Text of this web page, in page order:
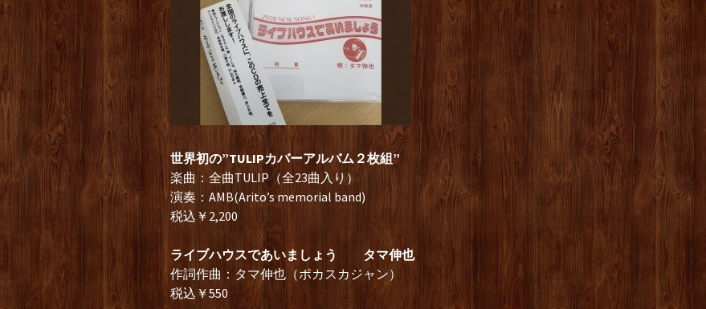
世界初の”TULIPカバーアルバム２枚組”
楽曲：全曲TULIP（全23曲入り）
演奏：AMB(Arito’s memorial band)
税込￥2,200
ライブハウスであいましょう タマ伸也
作詞作曲：タマ伸也（ポカスカジャン）
税込￥550